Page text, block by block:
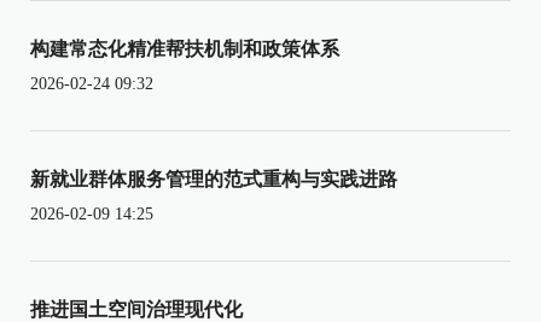
构建常态化精准帮扶机制和政策体系
2026-02-24 09:32
新就业群体服务管理的范式重构与实践进路
2026-02-09 14:25
推进国土空间治理现代化